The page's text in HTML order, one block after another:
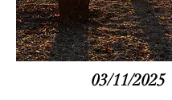
03/11/2025